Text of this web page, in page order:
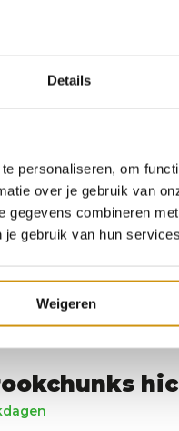
Details
personaliseren, om
over je gebruik van
combineren
gebruik van hun
Weigeren